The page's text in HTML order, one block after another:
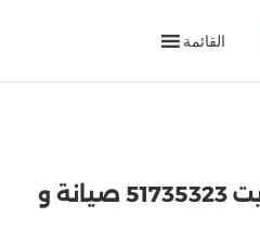
القائمة
بدالات الجليب الكويت 51735323 صيانة و